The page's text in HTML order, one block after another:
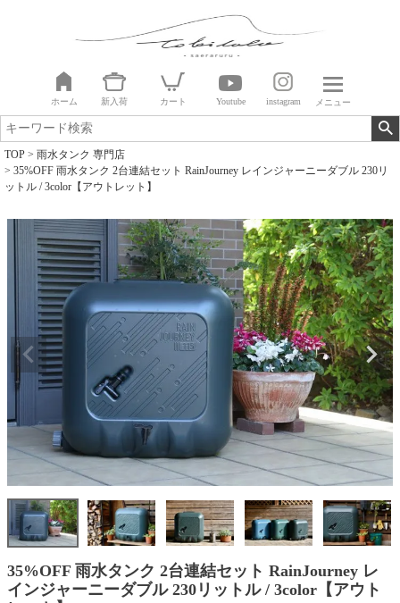
ホーム 新入荷 カート Youtube instagram メニュー
TOP
雨水タンク 専門店
35%OFF 雨水タンク 2台連結セット RainJourney レインジャーニーダブル 230リ
ットル / 3color【アウトレット】
35%OFF 雨水タンク 2台連結セット RainJourney レ
インジャーニーダブル 230リットル / 3color【アウト